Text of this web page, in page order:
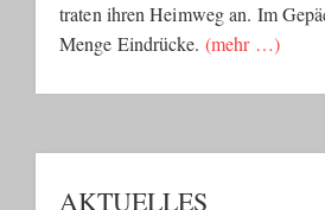
traten ihren Heimweg an. Im
Menge Eindrücke. (mehr …)
AKTUELLES